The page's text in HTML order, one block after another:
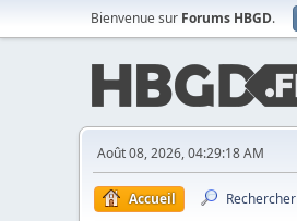
Bienvenue sur Forums HBGD.
Août 08, 2026, 04:29:18 AM
Accueil Rechercher